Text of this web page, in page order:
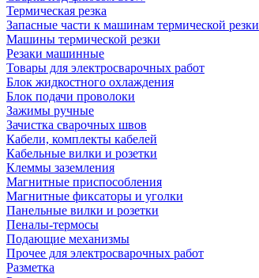
Термическая резка
Запасные части к машинам термической резки
Машины термической резки
Резаки машинные
Товары для электросварочных работ
Блок жидкостного охлаждения
Блок подачи проволоки
Зажимы ручные
Зачистка сварочных швов
Кабели, комплекты кабелей
Кабельные вилки и розетки
Клеммы заземления
Магнитные приспособления
Магнитные фиксаторы и уголки
Панельные вилки и розетки
Пеналы-термосы
Подающие механизмы
Прочее для электросварочных работ
Разметка